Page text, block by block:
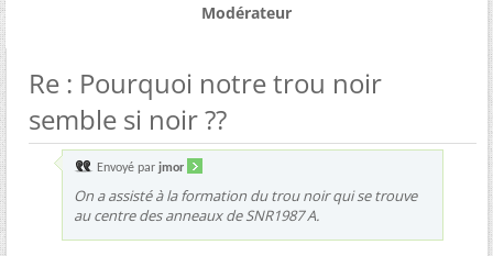
Modérateur
Re : Pourquoi notre trou noir
semble si noir ??
Envoyé par jmor
On a assisté à la formation du trou noir qui se trouve
au centre des anneaux de SNR1987 A.